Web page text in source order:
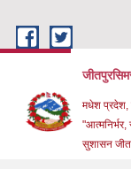
मधेश प्रदेश,
"आत्मनिर्भर,
सुशासन